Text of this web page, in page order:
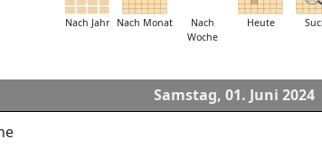
Nach Jahr Nach Monat
Nach
Woche
Heute
Samstag, 01. Juni 2024